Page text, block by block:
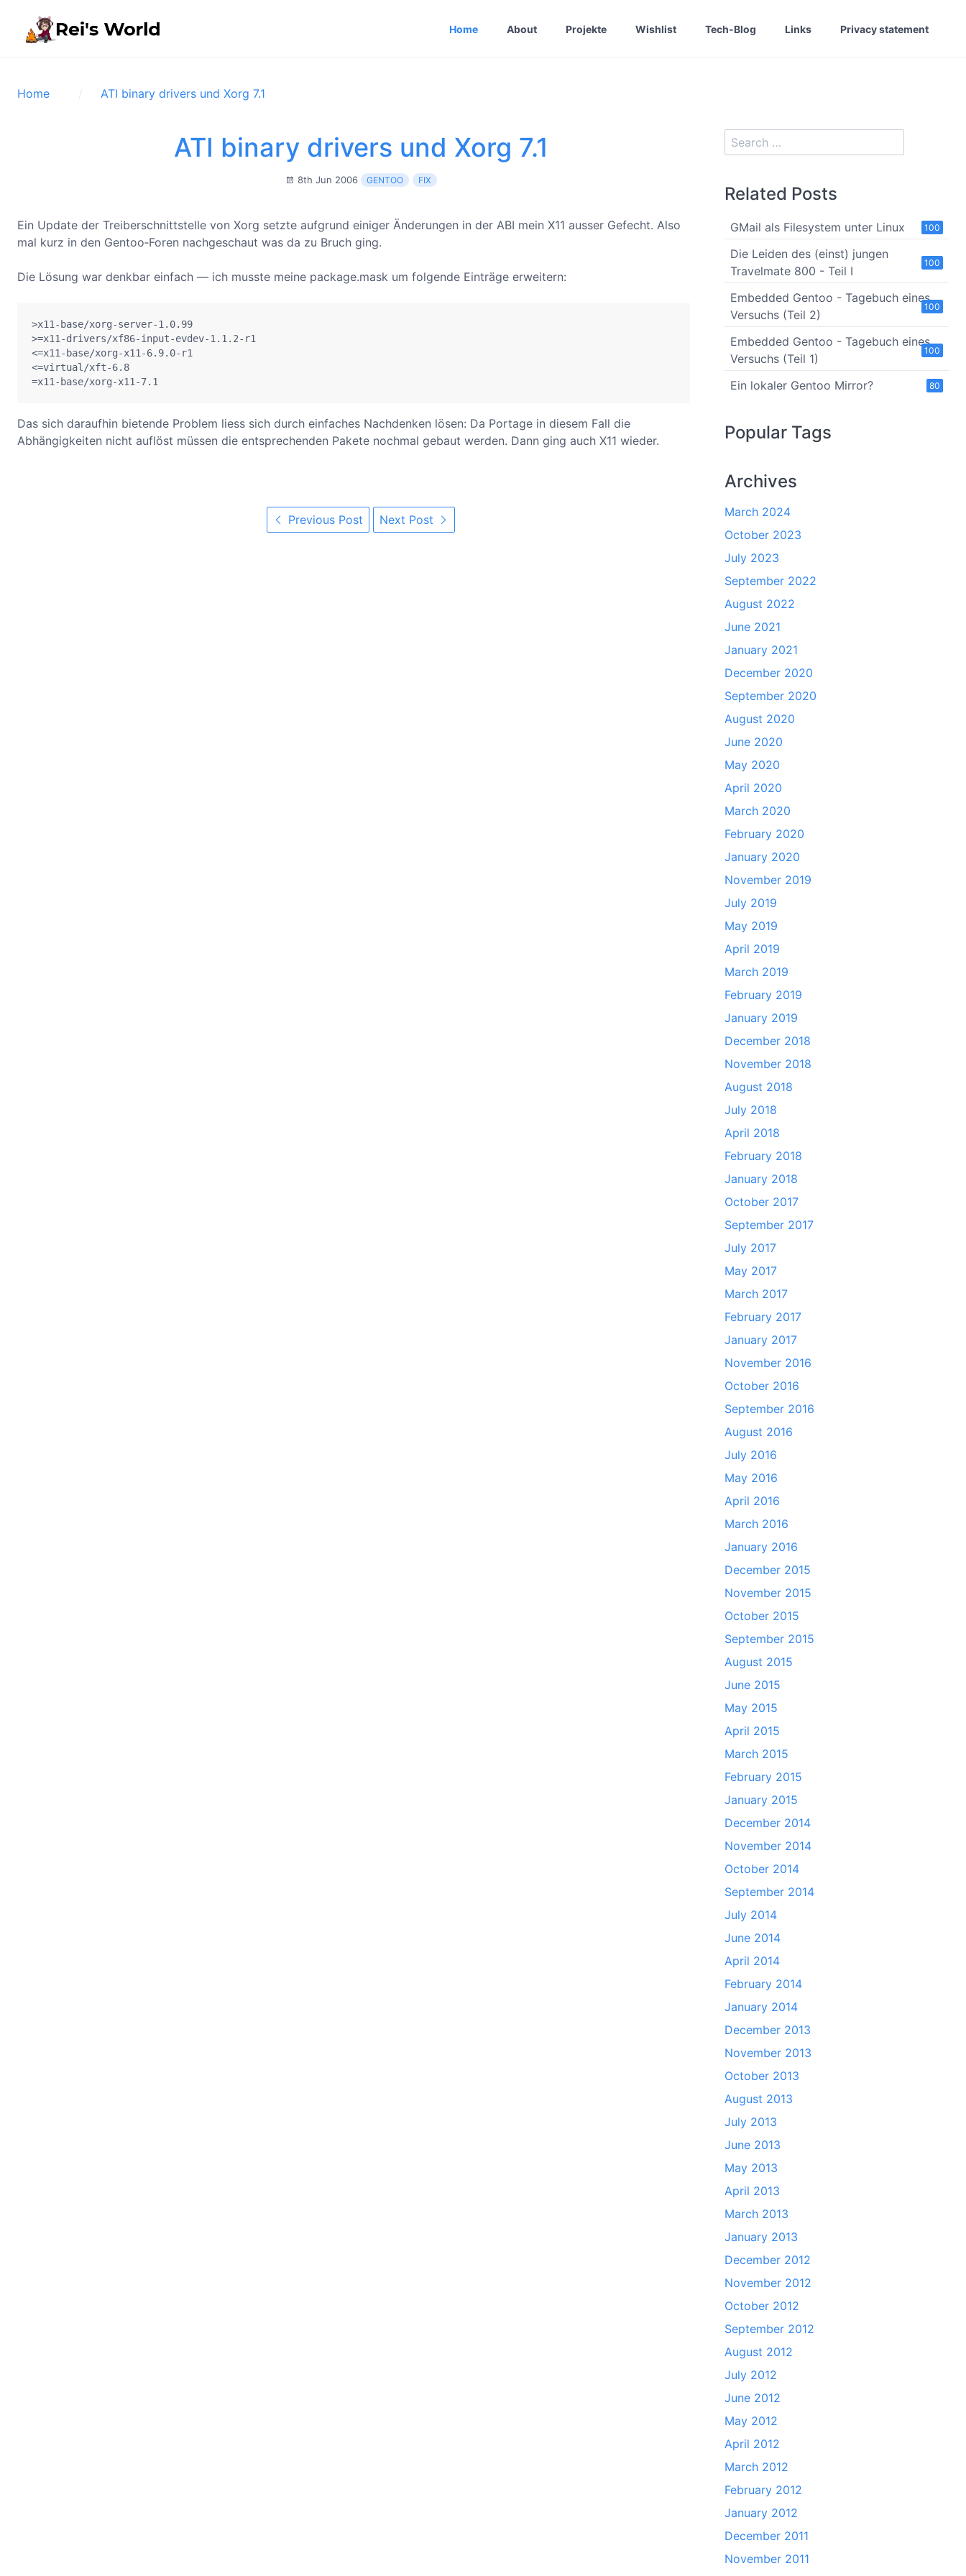
Home About Projekte Wishlist Tech-Blog Links Privacy statement
Home ATI binary drivers und Xorg 7.1
ATI binary drivers und Xorg 7.1
8th Jun 2006 GENTOO FIX
Ein Update der Treiberschnittstelle von Xorg setzte aufgrund einiger Änderungen in der ABI mein X11 ausser Gefecht. Also
mal kurz in den Gentoo‐Foren nachgeschaut was da zu Bruch ging.
Die Lösung war denkbar einfach — ich musste meine package.mask um folgende Einträge erweitern:
>x11-base/xorg-server‑1.0.99
>=x11-drivers/xf86-input-evdev‑1.1.2‑r1
<=x11-base/xorg-x11‑6.9.0‑r1
<=virtual/xft‑6.8
=x11-base/xorg-x11‑7.1
Das sich daraufhin bietende Problem liess sich durch einfaches Nachdenken lösen: Da Portage in diesem Fall die
Abhängigkeiten nicht auflöst müssen die entsprechenden Pakete nochmal gebaut werden. Dann ging auch X11 wieder.
Previous Post Next Post
Related Posts
100
GMail als Filesystem unter Linux
100
Die Leiden des (einst) jungen
Travelmate 800 - Teil I
100
Embedded Gentoo - Tagebuch eines
Versuchs (Teil 2)
100
Embedded Gentoo - Tagebuch eines
Versuchs (Teil 1)
80
Ein lokaler Gentoo Mirror?
Popular Tags
Archives
March 2024
October 2023
July 2023
September 2022
August 2022
June 2021
January 2021
December 2020
September 2020
August 2020
June 2020
May 2020
April 2020
March 2020
February 2020
January 2020
November 2019
July 2019
May 2019
April 2019
March 2019
February 2019
January 2019
December 2018
November 2018
August 2018
July 2018
April 2018
February 2018
January 2018
October 2017
September 2017
July 2017
May 2017
March 2017
February 2017
January 2017
November 2016
October 2016
September 2016
August 2016
July 2016
May 2016
April 2016
March 2016
January 2016
December 2015
November 2015
October 2015
September 2015
August 2015
June 2015
May 2015
April 2015
March 2015
February 2015
January 2015
December 2014
November 2014
October 2014
September 2014
July 2014
June 2014
April 2014
February 2014
January 2014
December 2013
November 2013
October 2013
August 2013
July 2013
June 2013
May 2013
April 2013
March 2013
January 2013
December 2012
November 2012
October 2012
September 2012
August 2012
July 2012
June 2012
May 2012
April 2012
March 2012
February 2012
January 2012
December 2011
November 2011